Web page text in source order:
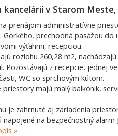
kancelárií v Starom
prenájom administratívne
Gorkého, prechodná pasážou
výťahmi, recepciou.
rozlohu 260,28 m2,
Pozostávajú z recepcie, jednej
WC so sprchovým kútom.
priestory majú malý balkónik,
je zahrnuté aj zariadenia
napojené na bezpečnostný alarm